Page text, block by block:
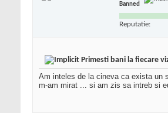
Banned
Reputatie:
Primesti bani la fiecare
Am inteles de la cineva ca exista un
m-am mirat ... si am zis sa intreb si